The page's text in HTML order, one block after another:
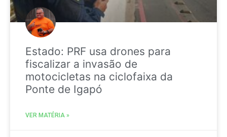
Estado: PRF usa drones para
fiscalizar a invasão de
motocicletas na ciclofaixa da
Ponte de Igapó
VER MATÉRIA »